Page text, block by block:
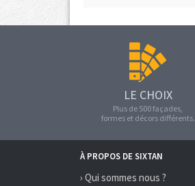
LE CHOIX
Plus de 500 façades,
formes et décors différents.
À PROPOS DE SIXTAN
› Qui sommes nous ?